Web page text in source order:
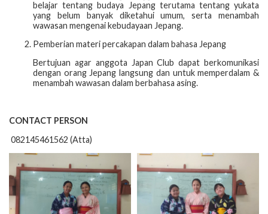
belajar tentang budaya Jepang terutama tentang yukata
yang belum banyak diketahui umum, serta menambah
wawasan mengenai kebudayaan Jepang.
Pemberian materi percakapan dalam bahasa Jepang
Bertujuan agar anggota Japan Club dapat berkomunikasi
dengan orang Jepang langsung dan untuk memperdalam &
menambah wawasan dalam berbahasa asing.
CONTACT PERSON
082145461562 (Atta)